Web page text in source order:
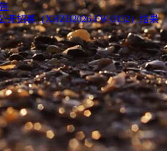
开招募（XHZB2026-FW-0132）结果